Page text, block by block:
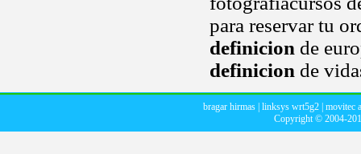
para reservar tu
definicion de
definicion de
bragar hirmas linksys wrt5g2 movitec
Copyright © 2004-